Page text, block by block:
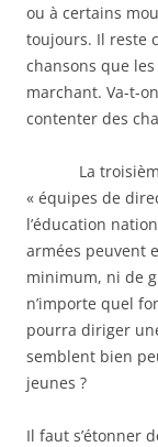
ou à certains
toujours. Il reste
chansons que
marchant. Va-t-
contenter des
La troisième
« équipes de
l’éducation
armées peuvent
minimum, ni de
n’importe quel
pourra diriger
semblent bien
jeunes ?
Il faut s’étonner